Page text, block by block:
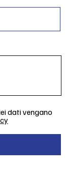
dati vengano